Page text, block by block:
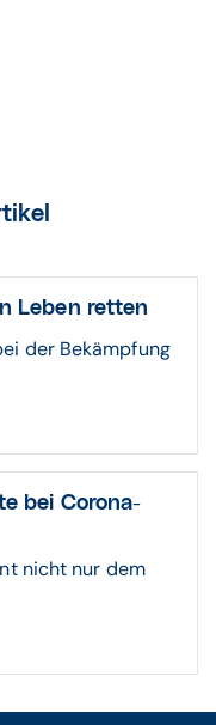
Leben retten
der Bekämpfung
bei Corona-
nicht nur dem